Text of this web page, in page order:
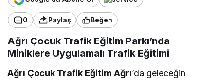
0 Paylaş Beğen
Ağrı Çocuk Trafik Eğitim Parkı’nda
Miniklere Uygulamalı Trafik Eğitimi
Ağrı Çocuk Trafik Eğitim Ağrı’da geleceğin